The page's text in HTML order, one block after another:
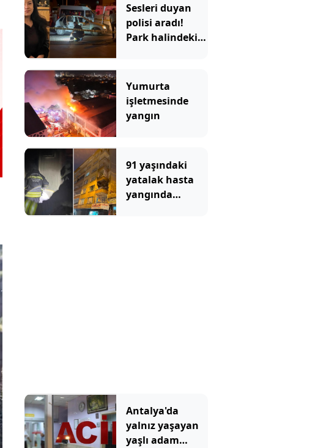
Sesleri duyan
polisi aradı!
Park halindeki
Yumurta
işletmesinde
yangın
91 yaşındaki
yatalak hasta
yangında
Antalya'da
yalnız yaşayan
yaşlı adam